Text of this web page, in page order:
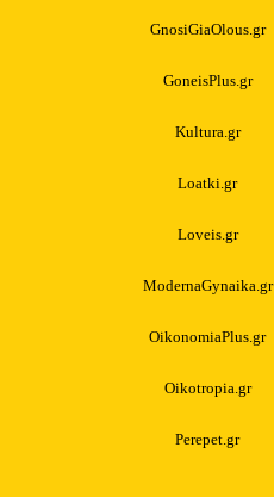
GnosiGiaOlous.gr
GoneisPlus.gr
Kultura.gr
Loatki.gr
Loveis.gr
ModernaGynaika.gr
OikonomiaPlus.gr
Oikotropia.gr
Perepet.gr